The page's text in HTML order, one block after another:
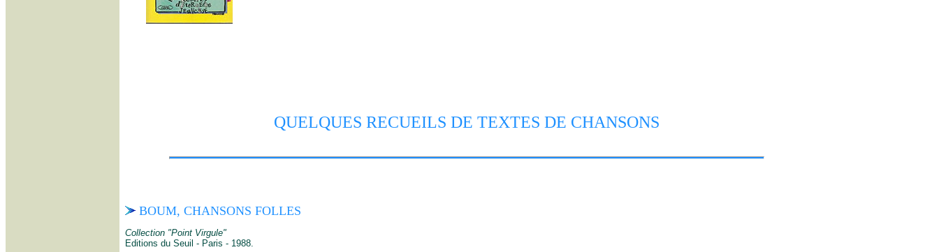
QUELQUES RECUEILS DE TEXTES DE CHANSONS
BOUM, CHANSONS FOLLES
Collection "Point Virgule"
Editions du Seuil - Paris - 1988.